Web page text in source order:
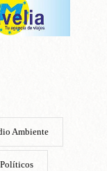
Ambiente